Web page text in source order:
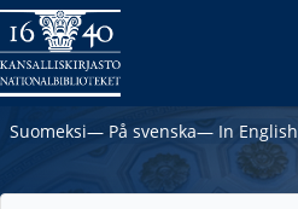
Suomeksi― På svenska― In English